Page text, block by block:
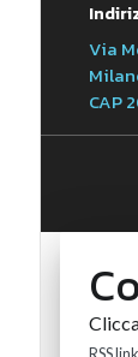
Via
CAP